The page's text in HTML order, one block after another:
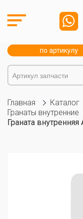
по артикулу
Главная Каталог
Гранаты внутренние
Граната